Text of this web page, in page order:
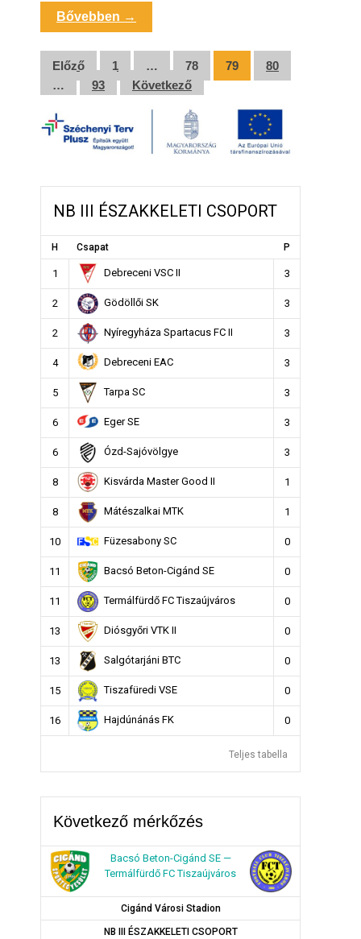
Bővebben →
Bejegyzések
lapozása
Előző 1 … 78 79
80
…
93 Következő
NB III ÉSZAKKELETI CSOPORT
H Csapat P
1 Debreceni VSC II 3
2 Gödöllői SK 3
2 Nyíregyháza Spartacus FC II 3
4 Debreceni EAC 3
5 Tarpa SC 3
6 Eger SE 3
6 Ózd-Sajóvölgye 3
8 Kisvárda Master Good II 1
8 Mátészalkai MTK 1
10 Füzesabony SC 0
11 Bacsó Beton-Cigánd SE 0
11 Termálfürdő FC Tiszaújváros 0
13 Diósgyőri VTK II 0
13 Salgótarjáni BTC 0
15 Tiszafüredi VSE 0
16 Hajdúnánás FK 0
Teljes tabella
Következő mérkőzés
Bacsó Beton-Cigánd SE —
Termálfürdő FC Tiszaújváros
Cigánd Városi Stadion
NB III ÉSZAKKELETI CSOPORT